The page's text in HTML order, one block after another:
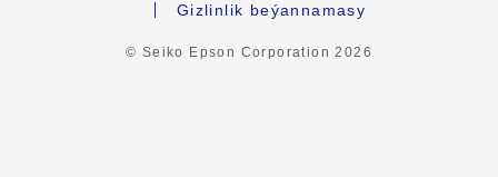
Gizlinlik beýannamasy
© Seiko Epson Corporation2026